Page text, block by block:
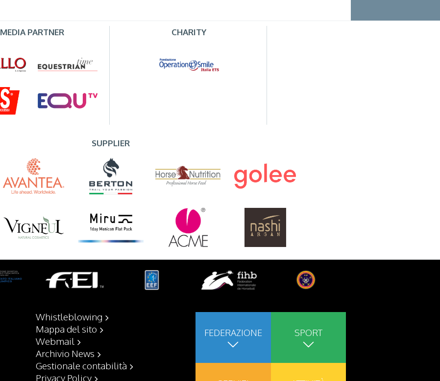
MEDIA PARTNER CHARITY
SUPPLIER
Whistleblowing
Mappa del sito
Webmail
Archivio News
Gestionale contabilità
Privacy Policy
FEDERAZIONE SPORT